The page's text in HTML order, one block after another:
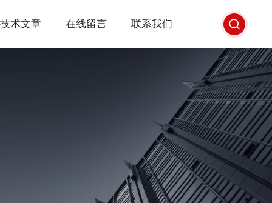
技术文章 在线留言 联系我们